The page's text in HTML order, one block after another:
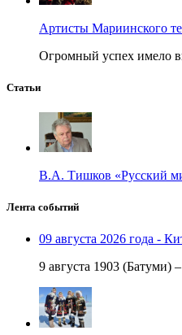
Артисты Мариинского
Огромный успех имело
Статьи
В.А. Тишков «Русский
Лента событий
09 августа 2026 года -
9 августа 1903 (Батуми)